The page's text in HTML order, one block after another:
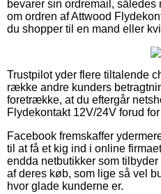
bevarer sin ordremail, således
om ordren af Attwood
du shopper til en mand eller
Trustpilot yder flere tiltalende
række andre kunders
foretrække, at du eftergår
Flydekontakt 12V/24V forud
Facebook fremskaffer
til at få et kig ind i online
endda netbutikker som
af deres køb, som lige så vel
hvor glade kunderne er.